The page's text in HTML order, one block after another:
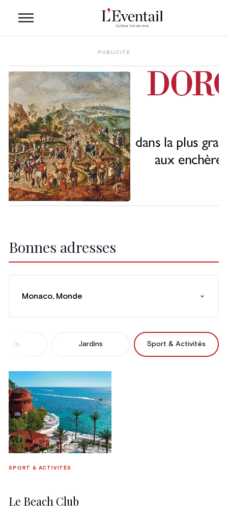
PUBLICITÉ
Bonnes adresses
Monaco, Monde
Jardins Sport & Activités
Le Beach Club
SPORT & ACTIVITÉS